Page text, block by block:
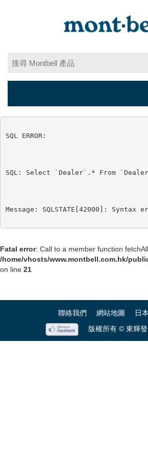
SQL ERROR:
SQL: Select `Dealer`.* From
Message: SQLSTATE[42000]:
Fatal error: Call to a member function
/home/vhosts/www.montbell.com.hk/
on line 21
聯絡我們 網站地圖
日
版權所有 © 東輝發